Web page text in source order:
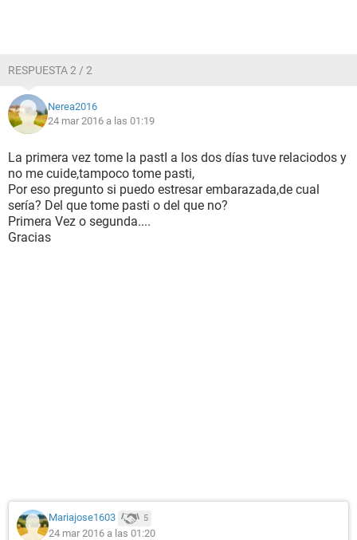
RESPUESTA 2 / 2
Nerea2016
24 mar 2016 a las 01:19
La primera vez tome la pastI a los dos días tuve relaciodos y
no me cuide,tampoco tome pasti,
Por eso pregunto si puedo estresar embarazada,de cual
sería? Del que tome pasti o del que no?
Primera Vez o segunda....
Gracias
Mariajose1603 5
24 mar 2016 a las 01:20